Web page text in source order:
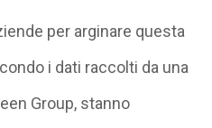
per arginare questa
i dati raccolti da una
Group, stanno